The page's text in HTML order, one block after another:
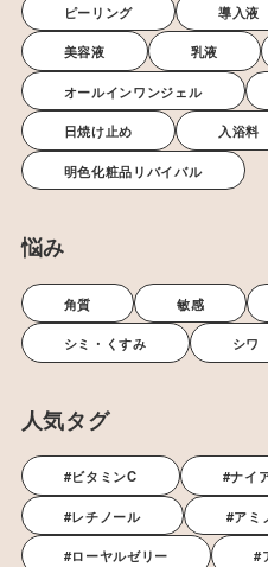
ピーリング 導入液
美容液 乳液
オールインワンジェル
日焼け止め 入浴料
明色化粧品リバイバル
悩み
角質 敏感
シミ・くすみ シワ
人気タグ
#ビタミンC #ナイ
#レチノール #アミ
#ローヤルゼリー #